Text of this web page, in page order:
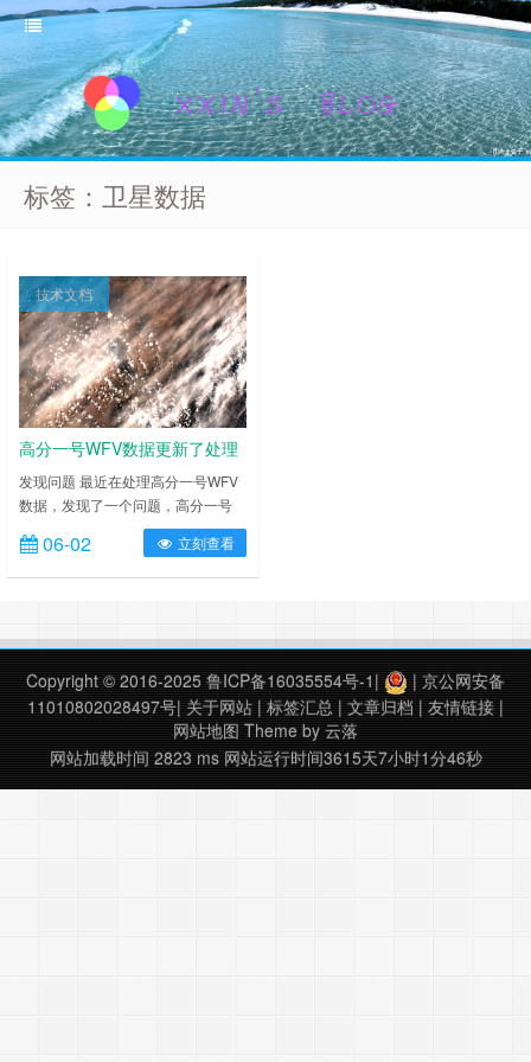
标签：卫星数据
技术文档
高分一号WFV数据更新了处理
程序
发现问题 最近在处理高分一号WFV
数据，发现了一个问题，高分一号
WFV数据更新了处理程序（版
本），修正了卫星观测天顶角错误，
2023年及之前数据是老版本，2024
究。 GF-1 WFV影像 元数据文件
XML元数据文件行数由69行变更为
92行，新增多个字段，包括但不限
于“……
06-02 立刻查看
Copyright © 2016-2025 鲁ICP备16035554号-1 | | 京公网安备
11010802028497号| 关于网站 | 标签汇总 | 文章归档 | 友情链接 |
网站地图 Theme by 云落
网站加载时间 2823 ms 网站运行时间3615天7小时1分46秒